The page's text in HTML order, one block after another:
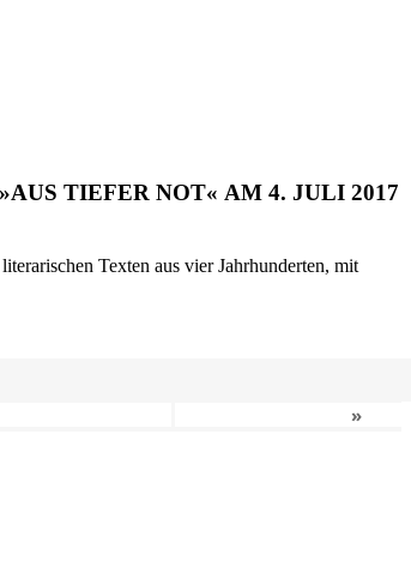
TIEFER NOT« AM 4. JULI 2017
Texten aus vier Jahrhunderten, mit
»